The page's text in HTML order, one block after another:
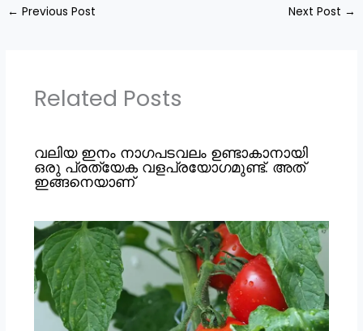
← Previous Post Next Post →
Related Posts
വലിയ ഇനം നാഗപടവലം ഉണ്ടാകാനായി
ഒരു പ്രത്യേക വളപ്രയോഗമുണ്ട്. അത്
ഇങ്ങനെയാണ്